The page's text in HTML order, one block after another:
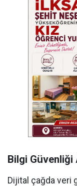
Bilgi
Dijital çağda veri